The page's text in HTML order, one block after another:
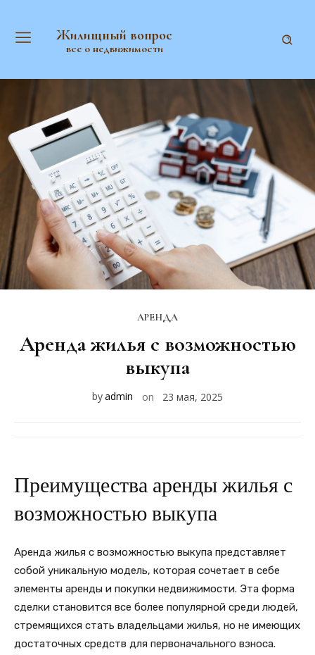
Жилищный вопрос
все о недвижимости
АРЕНДА
Аренда жилья с возможностью
выкупа
byadmin on 23 мая, 2025
Преимущества аренды жилья с
возможностью выкупа
Аренда жилья с возможностью выкупа представляет
собой уникальную модель, которая сочетает в себе
элементы аренды и покупки недвижимости. Эта форма
сделки становится все более популярной среди людей,
стремящихся стать владельцами жилья, но не имеющих
достаточных средств для первоначального взноса.